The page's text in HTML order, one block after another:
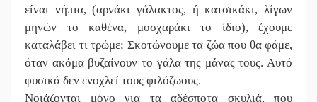
είναι νήπια, (αρνάκι γάλακτος, ή κατσικάκι, λίγων
μηνών το καθένα, μοσχαράκι το ίδιο), έχουμε
καταλάβει τι τρώμε; Σκοτώνουμε τα ζώα που θα φάμε,
όταν ακόμα βυζαίνουν το γάλα της μάνας τους. Αυτό
φυσικά δεν ενοχλεί τους φιλόζωους.
Νοιάζονται μόνο για τα αδέσποτα σκυλιά, που